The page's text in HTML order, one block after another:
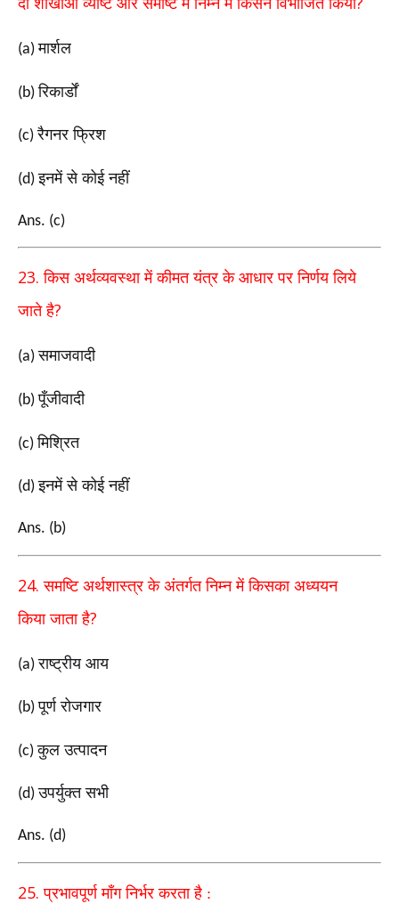
(a)मार्शल
(b)रिकार्डों
(c)रैगनर फ्रिश
(d)इनमें से कोई नहीं
Ans. (c)
23.किस अर्थव्यवस्था में कीमत यंत्र के आधार पर निर्णय लिये
जाते है?
(a)समाजवादी
(b)पूँजीवादी
(c)मिश्रित
(d)इनमें से कोई नहीं
Ans. (b)
24.समष्टि अर्थशास्त्र के अंतर्गत निम्न में किसका अध्ययन
किया जाता है?
(a)राष्ट्रीय आय
(b)पूर्ण रोजगार
(c)कुल उत्पादन
(d)उपर्युक्त सभी
Ans. (d)
25.प्रभावपूर्ण माँग निर्भर करता है :